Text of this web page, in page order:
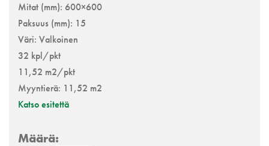
Mitat (mm): 600×600
Paksuus (mm): 15
Väri: Valkoinen
32 kpl/pkt
11,52 m2/pkt
Myyntierä: 11,52 m2
Katso esitettä